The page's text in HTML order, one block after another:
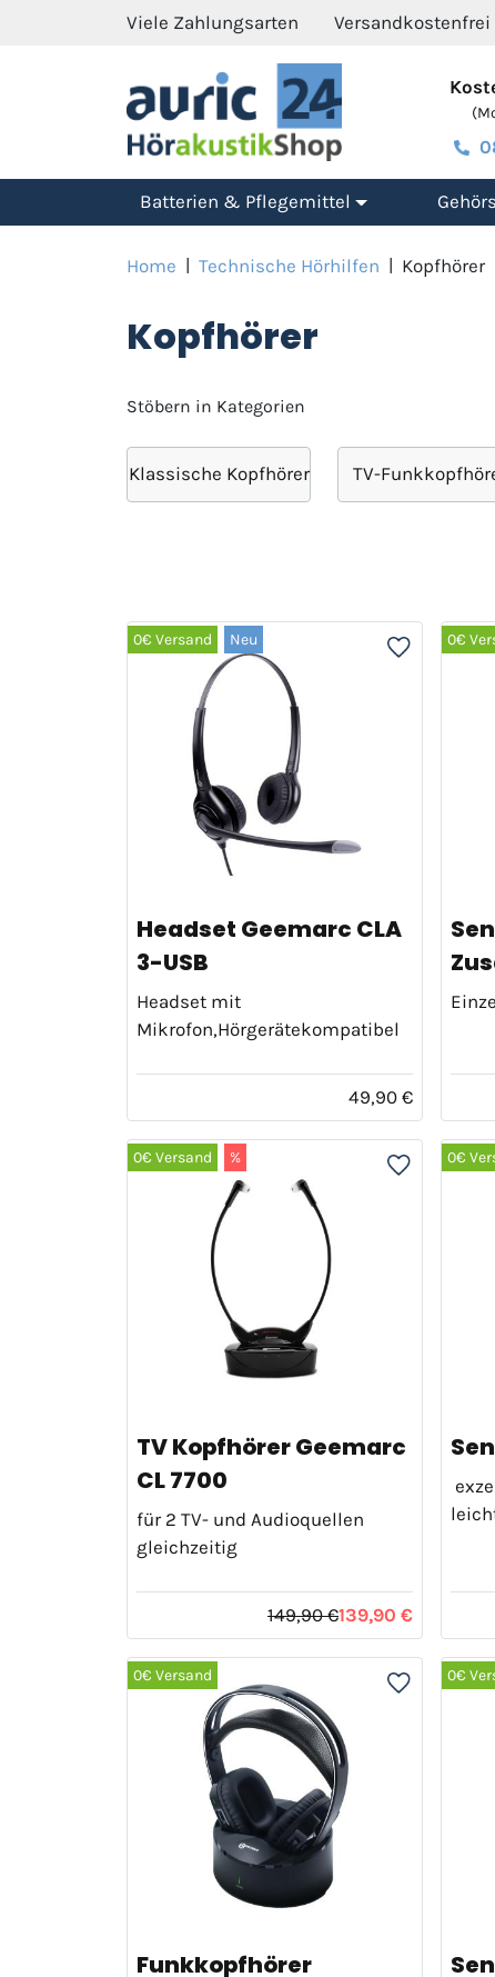
Viele Zahlungsarten Versandkostenfrei
Batterien & Pflegemittel
Home | Technische Hörhilfen | Kopfhörer
Kopfhörer
Stöbern in Kategorien
Klassische Kopfhörer TV-
0€ Versand Neu
Headset Geemarc CLA
3-USB
Headset mit
Mikrofon,Hörgerätekompatibel
49,90 €
0€
0€ Versand %
TV Kopfhörer Geemarc
CL 7700
für 2 TV- und Audioquellen
gleichzeitig
149,90 €139,90 €
0€
0€ Versand
Funkkopfhörer
0€